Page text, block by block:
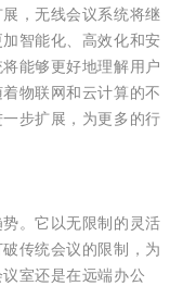
，无线会议系统将继
智能化、高效化和安
能够更好地理解用户
物联网和云计算的不
步扩展，为更多的行
。它以无限制的灵活
传统会议的限制，为
室还是在远端办公